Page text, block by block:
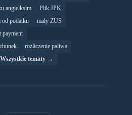
angielksim
Plik JPK
podatku
mały ZUS
payment
rozliczenie paliwa
Wszystkie tematy →